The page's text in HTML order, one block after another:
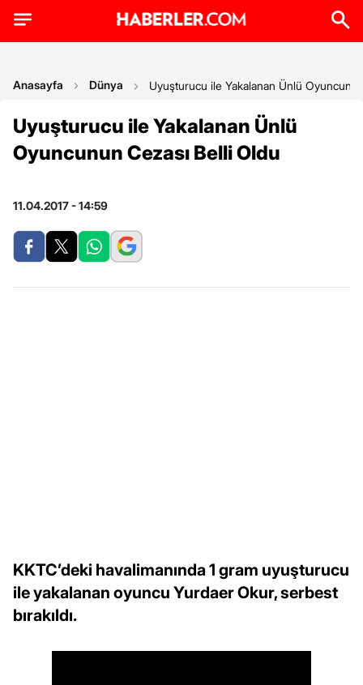
Anasayfa Dünya Uyuşturucu ile Yakalanan Ünlü
Uyuşturucu ile Yakalanan Ünlü
Oyuncunun Cezası Belli Oldu
11.04.2017 - 14:59
KKTC’deki havalimanında 1 gram uyuşturucu
ile yakalanan oyuncu Yurdaer Okur, serbest
bırakıldı.